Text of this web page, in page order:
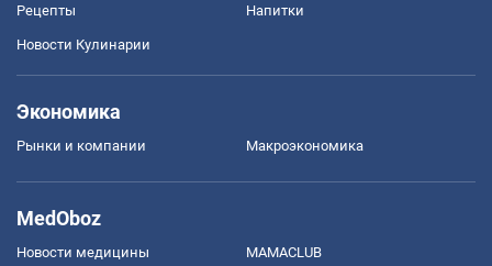
Рецепты Напитки
Новости Кулинарии
Экономика
Рынки и компании Mакроэкономика
MedOboz
Новости медицины MAMACLUB